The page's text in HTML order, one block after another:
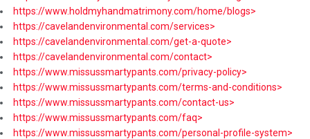
https://www.holdmyhandmatrimony.com/home/blogs>
https://cavelandenvironmental.com/services>
https://cavelandenvironmental.com/get-a-quote>
https://cavelandenvironmental.com/contact>
https://www.missussmartypants.com/privacy-policy>
https://www.missussmartypants.com/terms-and-conditions>
https://www.missussmartypants.com/contact-us>
https://www.missussmartypants.com/faq>
https://www.missussmartypants.com/personal-profile-system>